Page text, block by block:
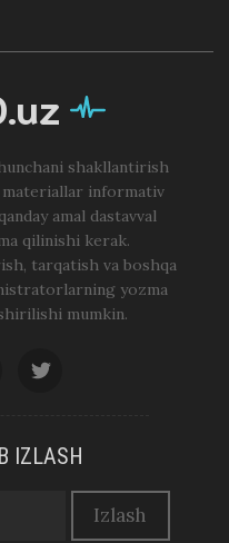
shakllantirish
materiallar informativ
amal dastavval
qilinishi kerak.
tarqatish va boshqa
yozma
mumkin.
IZLASH